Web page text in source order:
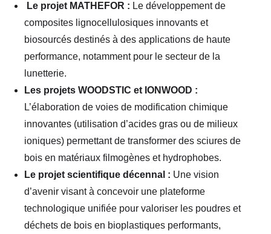
Le projet MATHEFOR : Le développement de
composites lignocellulosiques innovants et
biosourcés destinés à des applications de haute
performance, notamment pour le secteur de la
lunetterie.
Les projets WOODSTIC et IONWOOD :
L’élaboration de voies de modification chimique
innovantes (utilisation d’acides gras ou de milieux
ioniques) permettant de transformer des sciures de
bois en matériaux filmogènes et hydrophobes.
Le projet scientifique décennal : Une vision
d’avenir visant à concevoir une plateforme
technologique unifiée pour valoriser les poudres et
déchets de bois en bioplastiques performants,